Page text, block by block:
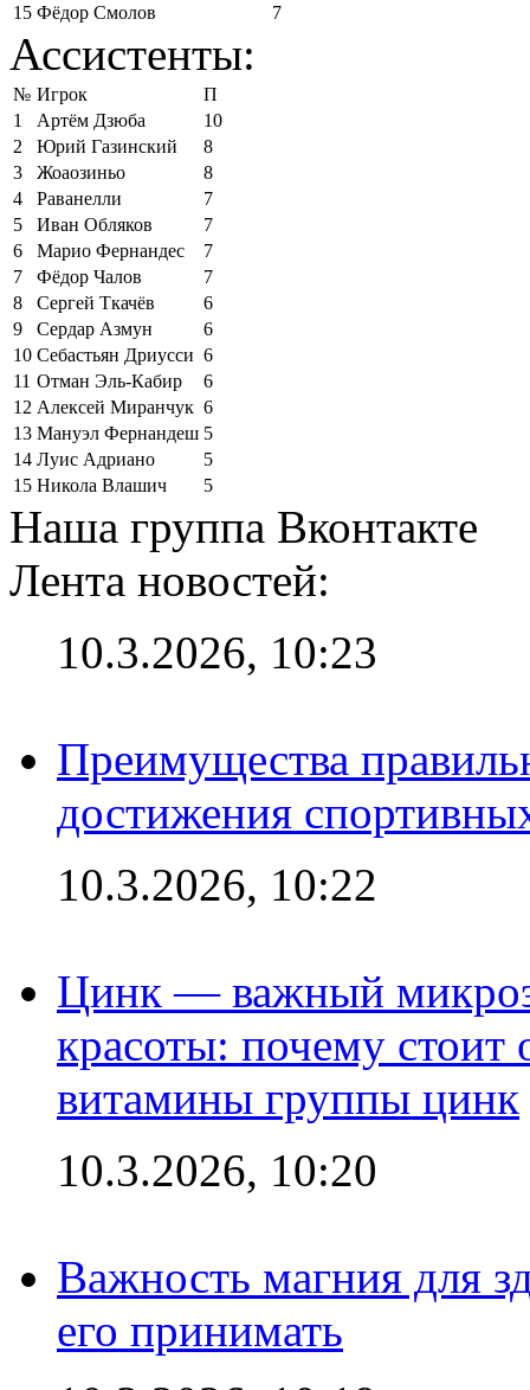
15 Фёдор Смолов 7
Ассистенты:
№ Игрок
П
1
Артём Дзюба
10
2
Юрий Газинский
8
3
Жоаозиньо
8
4
Раванелли
7
5
Иван Обляков
7
6
Марио Фернандес
7
7
Фёдор Чалов
7
8
Сергей Ткачёв
6
9
Сердар Азмун
6
10 Себастьян Дриусси 6
11 Отман Эль-Кабир
6
12 Алексей Миранчук 6
13 Мануэл Фернандеш 5
14 Луис Адриано
5
15 Никола Влашич 5
Наша группа Вконтакте
Лента новостей:
10.3.2026, 10:23
Преимущества
достижения
10.3.2026, 10:22
Цинк — важный
красоты: почему стоит
витамины группы цинк
10.3.2026, 10:20
Важность магния для
его принимать